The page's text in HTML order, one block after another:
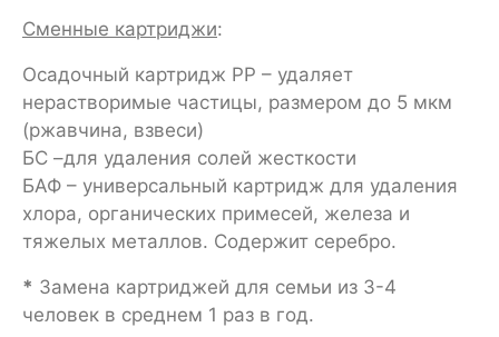
Сменные картриджи:
Осадочный картридж РР – удаляет
нерастворимые частицы, размером до 5 мкм
(ржавчина, взвеси)
БС –для удаления солей жесткости
БАФ – универсальный картридж для удаления
хлора, органических примесей, железа и
тяжелых металлов. Содержит серебро.
* Замена картриджей для семьи из 3-4
человек в среднем 1 раз в год.